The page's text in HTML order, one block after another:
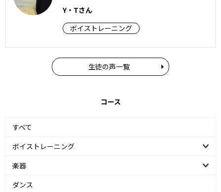
Y・Tさん
ボイストレーニング
生徒の声一覧
コース
すべて
ボイストレーニング
楽器
ダンス